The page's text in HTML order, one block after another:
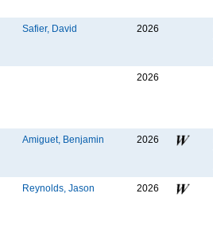
Safier, David 2026
2026
Amiguet, Benjamin 2026
Reynolds, Jason 2026